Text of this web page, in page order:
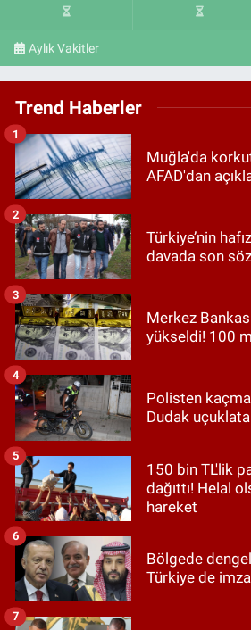
Aylık Vakitler
Trend Haberler
Muğla'da
AFAD'dan
1
Türkiye’nin
davada son
2
Merkez
yükseldi! 100
3
Polisten
Dudak
4
150 bin TL'lik
dağıttı! Helal
hareket
5
Bölgede
Türkiye de
6
7